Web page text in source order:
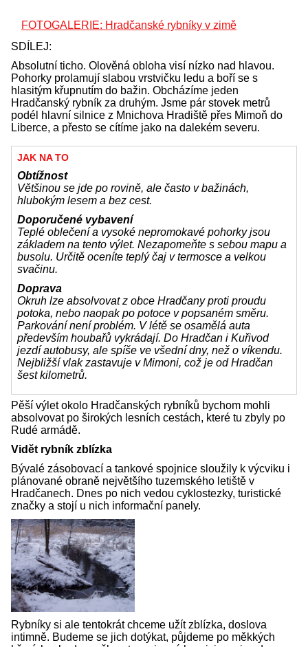
FOTOGALERIE: Hradčanské rybníky v zimě
SDÍLEJ:
Absolutní ticho. Olověná obloha visí nízko nad hlavou.
Pohorky prolamují slabou vrstvičku ledu a boří se s
hlasitým křupnutím do bažin. Obcházíme jeden
Hradčanský rybník za druhým. Jsme pár stovek metrů
podél hlavní silnice z Mnichova Hradiště přes Mimoň do
Liberce, a přesto se cítíme jako na dalekém severu.
JAK NA TO
Obtížnost
Většinou se jde po rovině, ale často v bažinách,
hlubokým lesem a bez cest.
Doporučené vybavení
Teplé oblečení a vysoké nepromokavé pohorky jsou
základem na tento výlet. Nezapomeňte s sebou mapu a
busolu. Určitě oceníte teplý čaj v termosce a velkou
svačinu.
Doprava
Okruh lze absolvovat z obce Hradčany proti proudu
potoka, nebo naopak po potoce v popsaném směru.
Parkování není problém. V létě se osamělá auta
především houbařů vykrádají. Do Hradčan i Kuřivod
jezdí autobusy, ale spíše ve všední dny, než o víkendu.
Nejbližší vlak zastavuje v Mimoni, což je od Hradčan
šest kilometrů.
Pěší výlet okolo Hradčanských rybníků bychom mohli
absolvovat po širokých lesních cestách, které tu zbyly po
Rudé armádě.
Vidět rybník zblízka
Bývalé zásobovací a tankové spojnice sloužily k výcviku i
plánované obraně největšího tuzemského letiště v
Hradčanech. Dnes po nich vedou cyklostezky, turistické
značky a stojí u nich informační panely.
Rybníky si ale tentokrát chceme užít zblízka, doslova
intimně. Budeme se jich dotýkat, půjdeme po měkkých